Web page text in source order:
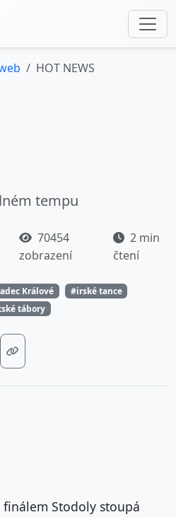
HOT NEWS
tempu
70454
zobrazení
2 min
čtení
Králové
#irské tance
tábory
Stodoly stoupá